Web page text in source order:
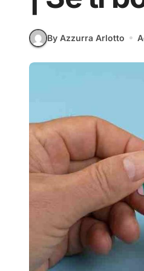
By Azzurra Arlotto